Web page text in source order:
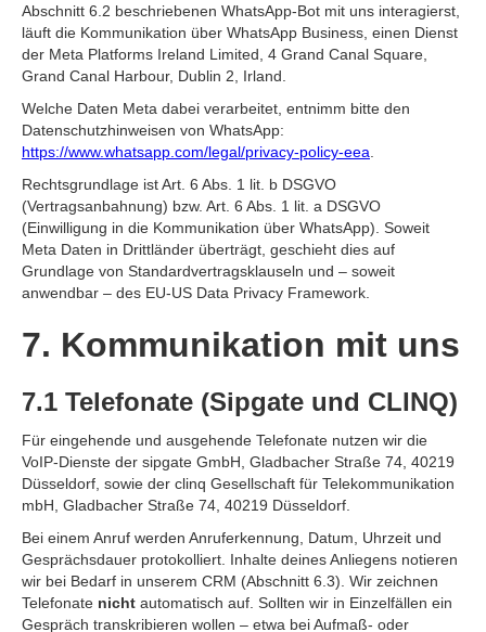
Abschnitt 6.2 beschriebenen WhatsApp-Bot mit uns interagierst,
läuft die Kommunikation über WhatsApp Business, einen Dienst
der Meta Platforms Ireland Limited, 4 Grand Canal Square,
Grand Canal Harbour, Dublin 2, Irland.
Welche Daten Meta dabei verarbeitet, entnimm bitte den
Datenschutzhinweisen von WhatsApp:
https://www.whatsapp.com/legal/privacy-policy-eea
Rechtsgrundlage ist Art. 6 Abs. 1 lit. b DSGVO
(Vertragsanbahnung) bzw. Art. 6 Abs. 1 lit. a DSGVO
(Einwilligung in die Kommunikation über WhatsApp). Soweit
Meta Daten in Drittländer überträgt, geschieht dies auf
Grundlage von Standardvertragsklauseln und – soweit
anwendbar – des EU-US Data Privacy Framework.
7. Kommunikation mit uns
7.1 Telefonate (Sipgate und CLINQ)
Für eingehende und ausgehende Telefonate nutzen wir die
VoIP-Dienste der sipgate GmbH, Gladbacher Straße 74, 40219
Düsseldorf, sowie der clinq Gesellschaft für Telekommunikation
mbH, Gladbacher Straße 74, 40219 Düsseldorf.
Bei einem Anruf werden Anruferkennung, Datum, Uhrzeit und
Gesprächsdauer protokolliert. Inhalte deines Anliegens notieren
wir bei Bedarf in unserem CRM (Abschnitt 6.3). Wir zeichnen
Telefonate nicht automatisch auf. Sollten wir in Einzelfällen ein
Gespräch transkribieren wollen – etwa bei Aufmaß- oder